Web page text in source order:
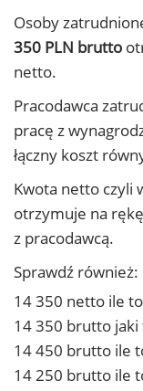
Osoby
350 PLN brutto
netto.
Pracodawca
pracę z
łączny koszt
Kwota netto czyli
otrzymuje na
z pracodawcą.
Sprawdź również:
14 350 netto ile
14 350 brutto jaki
14 450 brutto ile
14 250 brutto ile